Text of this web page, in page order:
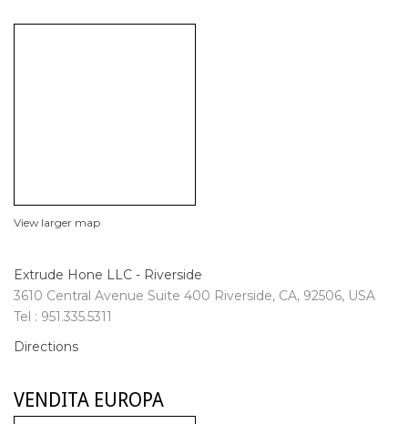
View larger map
Extrude Hone LLC - Riverside
3610 Central Avenue Suite 400 Riverside, CA, 92506, USA
Tel : 951.335.5311
Directions
VENDITA EUROPA